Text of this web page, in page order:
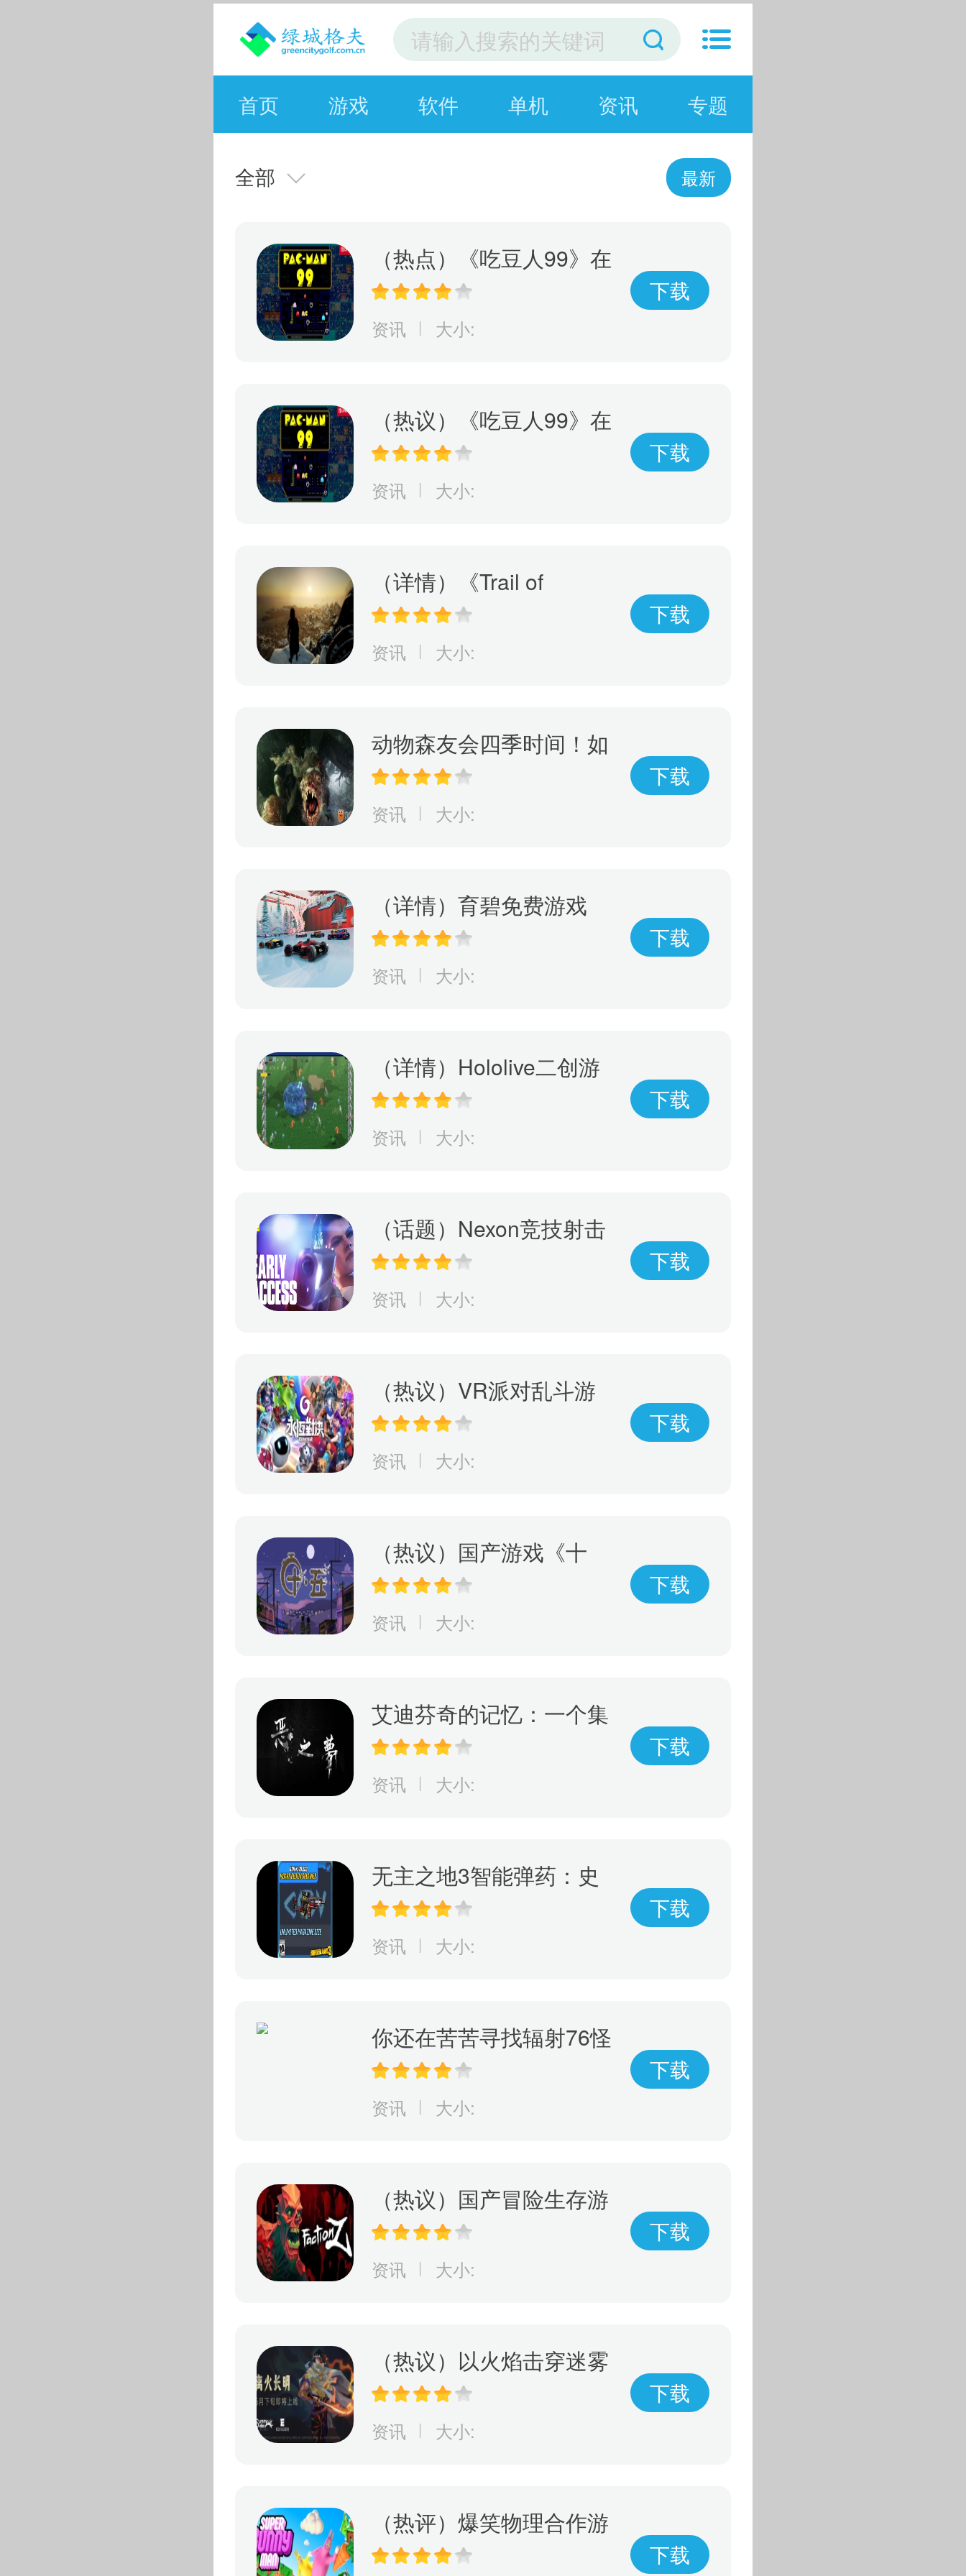
首页 游戏 软件 单机 资讯 专题
全部 最新
（热点）《吃豆人99》在
线游戏服务将于10月8日
关闭 离线模式继续
资讯 大小:
下载
（热议）《吃豆人99》在
线游戏服务将于10月8日
关闭
资讯 大小:
下载
（详情）《Trail of
Ayash》抢先体验游戏上
市！探索原住民神话传承
决定部族未来命运
资讯 大小:
下载
动物森友会四季时间！如
何利用游戏进行学习，玩
出动物森友会的四季变
化！
资讯 大小:
下载
（详情）育碧免费游戏
《赛道狂飙》5月15日登
陆PlayStation
资讯 大小:
下载
（详情）Hololive二创游
戏《Holocure》获Cover
许可将于Steam平台免费
推出
资讯 大小:
下载
（话题）Nexon竞技射击
游戏《幕后高手》5月19
日开启抢先体验
资讯 大小:
下载
（热议）VR派对乱斗游
戏《永恒对决》将于6/7
正式在Oculus Quest2、
PICO4和SteamVR登场
资讯 大小:
下载
（热议）国产游戏《十
五》发布预告片，将于5
月26日正式发售
资讯 大小:
下载
艾迪芬奇的记忆：一个集
冒险、推理、惊险于一身
的游戏，完成全剧情的挑
战！
资讯 大小:
下载
无主之地3智能弹药：史
诗级秘密武器，彻底改变
游戏规则！
资讯 大小:
下载
你还在苦苦寻找辐射76怪
物大全？现在有这款神奇
的游戏，它可以完美呈现
辐射76怪物等级和人物等
资讯 大小:
下载
（热议）国产冒险生存游
戏《Faction Z》震撼来
袭！ 现已开放抢先预购
资讯 大小:
下载
（热议）以火焰击穿迷雾
动作解谜游戏《离火长
明》将由Edigger发行
资讯 大小:
下载
（热评）爆笑物理合作游
戏《超级兔子人》本月发
下载